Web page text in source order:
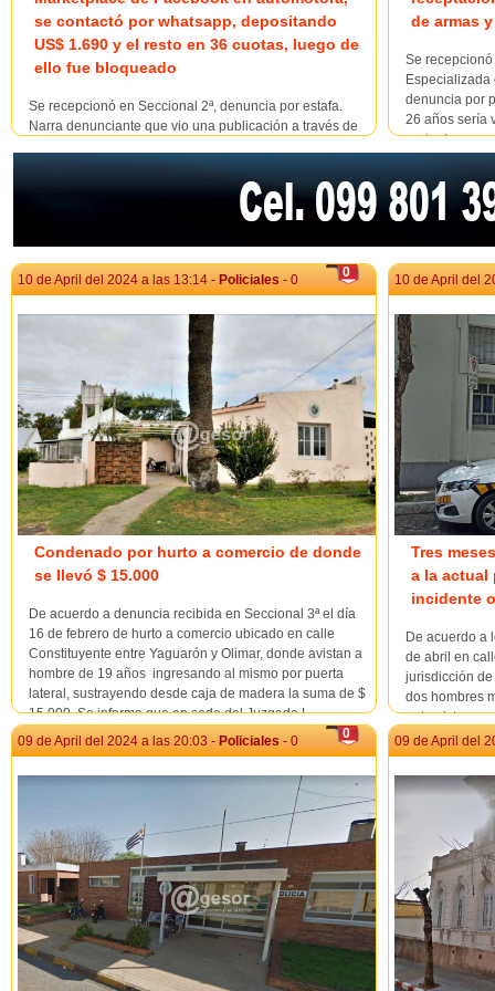
se contactó por whatsapp, depositando
US$ 1.690 y el resto en 36 cuotas, luego de
ello fue bloqueado
Se recepcionó en Seccional 2ª, denuncia por estafa.
Narra denunciante que vio una publicación a través de
por parte de una automotora, se contacta con titular de
perfil a través del número de Whatsapp que surge en la
de armas
Se
denuncia por
26 años sería
parte de su
0
10 de April del 2024 a las 13:14 - Policiales - 0
Condenado por hurto a comercio de donde
se llevó $ 15.000
De acuerdo a denuncia recibida en Seccional 3ª el día
16 de febrero de hurto a comercio ubicado en calle
Constituyente entre Yaguarón y Olimar, donde avistan a
hombre de 19 años ingresando al mismo por puerta
lateral, sustrayendo desde caja de madera la suma de $
15.000. Se informa que en sede del Juzgado L...
10 de April del
Tres
a la actual
incidente
De acuerdo a
de abril en
jurisdicción de
dos hombres
entrevistarse
tratándose de
0
09 de April del 2024 a las 20:03 - Policiales - 0 09 de April del